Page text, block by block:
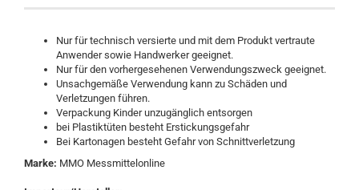
Nur für technisch versierte und mit dem Produkt vertraute
Anwender sowie Handwerker geeignet.
Nur für den vorhergesehenen Verwendungszweck geeignet.
Unsachgemäße Verwendung kann zu Schäden und
Verletzungen führen.
Verpackung Kinder unzugänglich entsorgen
bei Plastiktüten besteht Erstickungsgefahr
Bei Kartonagen besteht Gefahr von Schnittverletzung
Marke: MMO Messmittelonline